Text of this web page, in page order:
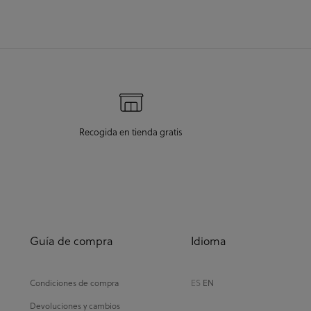
Recogida en tienda gratis
Guía de compra
Condiciones de compra
Devoluciones y cambios
Idioma
ES EN